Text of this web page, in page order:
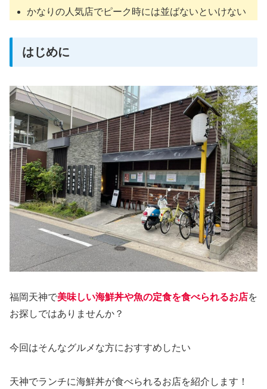
かなりの人気店でピーク時には並ばないといけない
はじめに
福岡天神で美味しい海鮮丼や魚の定食を食べられるお店を
お探しではありませんか？
今回はそんなグルメな方におすすめしたい
天神でランチに海鮮丼が食べられるお店を紹介します！